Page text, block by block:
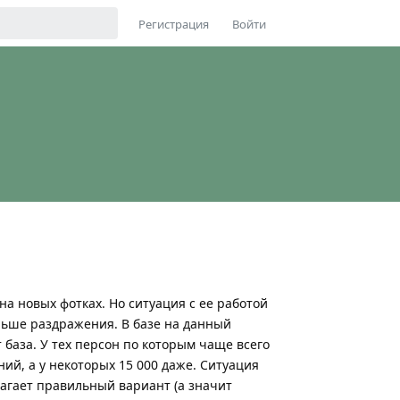
Регистрация Войти
фотках. Но ситуация с ее работой
раздражения. В базе на данный
У тех персон по которым чаще всего
а у некоторых 15 000 даже. Ситуация
правильный вариант (а значит